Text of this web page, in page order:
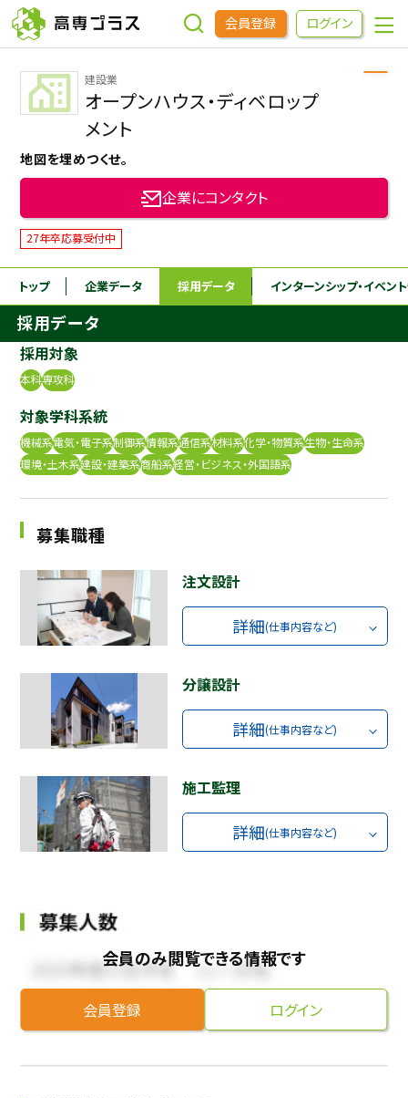
会員登録 ログイン
企業をさがす
進学先をさがす
インターンシップ・イベントをさがす
高専OBOGをさがす
高専プラスセミナー
高専生コミュニティ
めもらす
本科5年生・専攻科2年生向け 採用継続中の企業特集
建設業
オープンハウス・ディベロップ
メント
地図を埋めつくせ。
企業にコンタクト
27年卒応募受付中
トップ 企業データ 採用データ インターンシップ・イベン
採用データ
採用対象
本科専攻科
対象学科系統
機械系電気・電子系制御系情報系通信系材料系化学・物質系生物・生命系
環境・土木系建設・建築系商船系経営・ビジネス・外国語系
募集職種
注文設計
詳細(仕事内容など)
分譲設計
詳細(仕事内容など)
施工監理
詳細(仕事内容など)
会員のみ閲覧できる情報です
会員登録 ログイン